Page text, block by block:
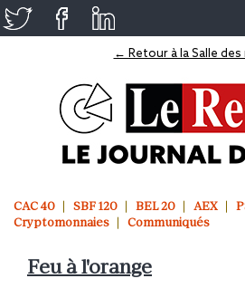
← Retour à la Salle des
CAC 40 SBF 120 BEL 20 AEX
Cryptomonnaies
Communiqués
Feu à l'orange